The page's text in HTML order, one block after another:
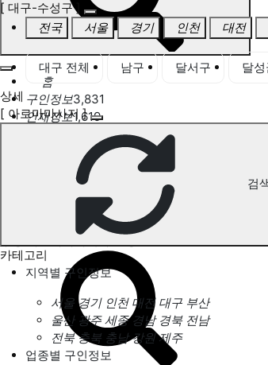
홈
구인정보3,831
인재정보1,619
고객센터
전국업체정보 마사지가이드
업체 서비스 관리
개인 서비스 관리
[ 대구-수성구 ]
전국
서울 경기 인천 대전
대구 전체 남구 달서구 달성
상세
[ 아로마마사지 ]
검
카테고리
지역별 구인정보
서울 경기 인천 대전 대구 부산
울산 광주 세종 경남 경북 전남
전북 충북 충남 강원 제주
업종별 구인정보